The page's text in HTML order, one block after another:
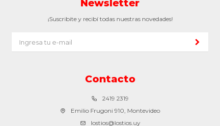
Contacto
2419 2319
Emilio Frugoni 910, Montevideo
lostios@lostios.uy
Newsletter
¡Suscribite y recibí todas nuestras novedades!